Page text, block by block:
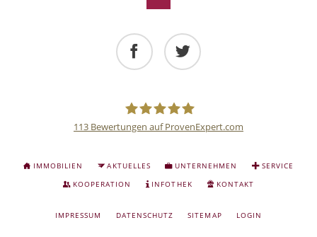
Anlage
und
113 Bewertungen auf ProvenExpert.com
NAVIGATION
ÜBERSPRINGEN
IMMOBILIEN AKTUELLES UNTERNEHMEN
SERVICE
KOOPERATION
INFOTHEK KONTAKT
NAVIGATION
IMPRESSUM DATENSCHUTZ SITEMAP LOGIN